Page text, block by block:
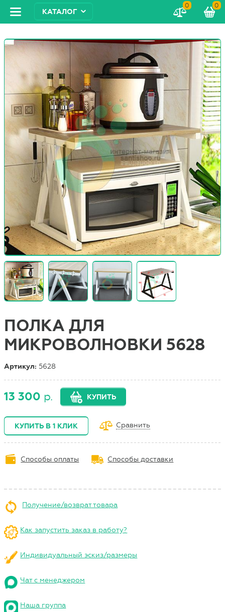
КАТАЛОГ
0 0
ПОЛКА ДЛЯ
МИКРОВОЛНОВКИ 5628
Артикул: 5628
13 300 р. КУПИТЬ
КУПИТЬ В 1 КЛИК Сравнить
Способы оплаты Способы доставки
Получение/возврат товара
Как запустить заказ в работу?
Индивидуальный эскиз/размеры
Чат с менеджером
Наша группа